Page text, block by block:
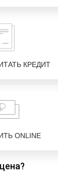
КРЕДИТ
ONLINE